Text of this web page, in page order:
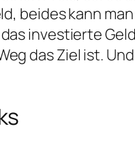
beides kann
investierte
das Ziel ist.